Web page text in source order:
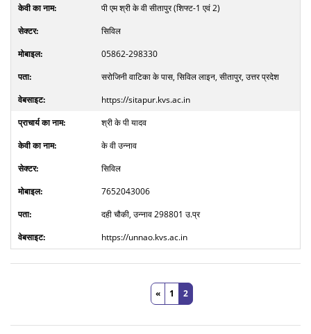
पी एम श्री के वी सीतापुर (शिफ्ट-1 एवं 2)
सिविल
05862-298330
सरोजिनी वाटिका के पास, सिविल लाइन, सीतापुर, उत्तर प्रदेश
https://sitapur.kvs.ac.in
श्री के पी यादव
के वी उन्नाव
सिविल
7652043006
दही चौकी, उन्नाव 298801 उ.प्र
https://unnao.kvs.ac.in
« 1 2